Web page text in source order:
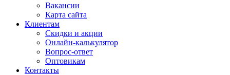
Вакансии
Карта сайта
Клиентам
Скидки и акции
Онлайн-калькулятор
Вопрос-ответ
Оптовикам
Контакты